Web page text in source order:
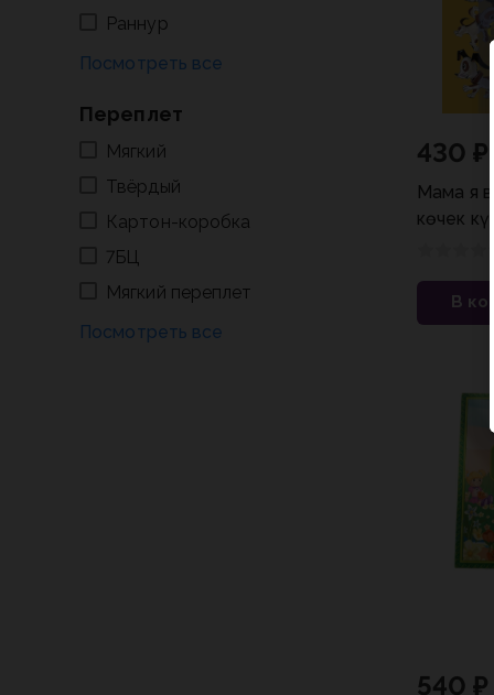
Раннур
Переплет
Мягкий
Твёрдый
Картон-коробка
7БЦ
Мягкий переплет
430 ₽
Мама я
көчек
В
540 ₽